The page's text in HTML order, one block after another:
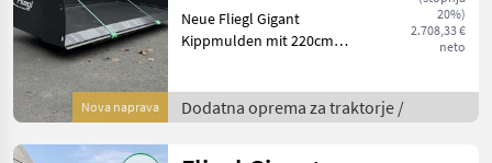
Nova naprava
20%)
2.708,33 €
neto
Neue Fliegl Gigant
Kippmulden mit 220cm
Punktanbau KAT II - EURO-
Aufnahme -
Dodatna oprema za traktorje /